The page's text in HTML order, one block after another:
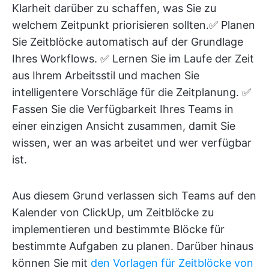
Klarheit darüber zu schaffen, was Sie zu
welchem Zeitpunkt priorisieren sollten.✅ Planen
Sie Zeitblöcke automatisch auf der Grundlage
Ihres Workflows. ✅ Lernen Sie im Laufe der Zeit
aus Ihrem Arbeitsstil und machen Sie
intelligentere Vorschläge für die Zeitplanung. ✅
Fassen Sie die Verfügbarkeit Ihres Teams in
einer einzigen Ansicht zusammen, damit Sie
wissen, wer an was arbeitet und wer verfügbar
ist.
Aus diesem Grund verlassen sich Teams auf den
Kalender von ClickUp, um Zeitblöcke zu
implementieren und bestimmte Blöcke für
bestimmte Aufgaben zu planen. Darüber hinaus
können Sie mit den Vorlagen für Zeitblöcke von